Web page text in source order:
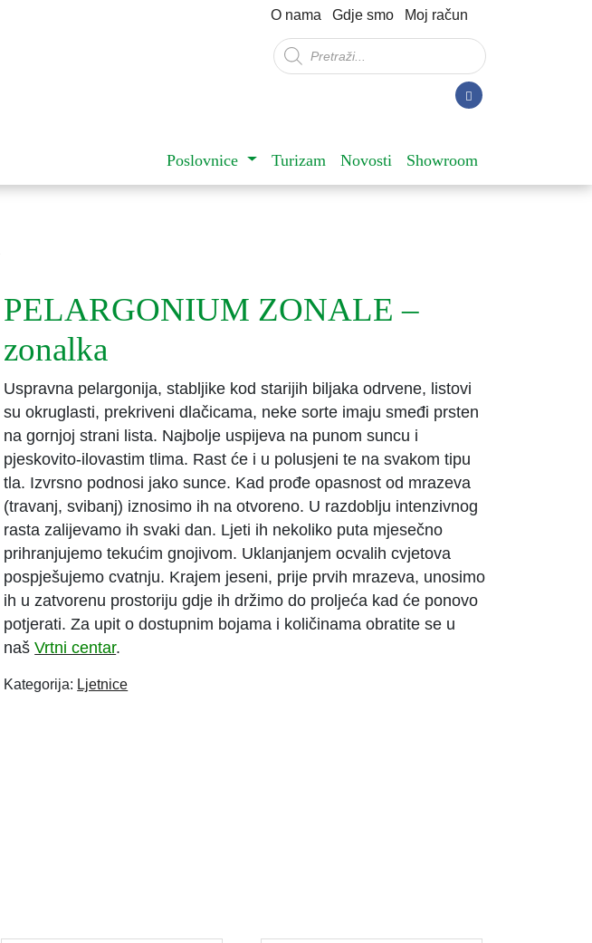
O nama Gdje smo
Moj račun
Products
search
Poslovnice Turizam Novosti Showroom
PELARGONIUM ZONALE –
zonalka
Uspravna pelargonija, stabljike kod starijih biljaka odrvene, listovi
su okruglasti, prekriveni dlačicama, neke sorte imaju smeđi prsten
na gornjoj strani lista. Najbolje uspijeva na punom suncu i
pjeskovito-ilovastim tlima. Rast će i u polusjeni te na svakom tipu
tla. Izvrsno podnosi jako sunce. Kad prođe opasnost od mrazeva
(travanj, svibanj) iznosimo ih na otvoreno. U razdoblju intenzivnog
rasta zalijevamo ih svaki dan. Ljeti ih nekoliko puta mjesečno
prihranjujemo tekućim gnojivom. Uklanjanjem ocvalih cvjetova
pospješujemo cvatnju. Krajem jeseni, prije prvih mrazeva, unosimo
ih u zatvorenu prostoriju gdje ih držimo do proljeća kad će ponovo
potjerati. Za upit o dostupnim bojama i količinama obratite se u
naš Vrtni centar.
Kategorija: Ljetnice